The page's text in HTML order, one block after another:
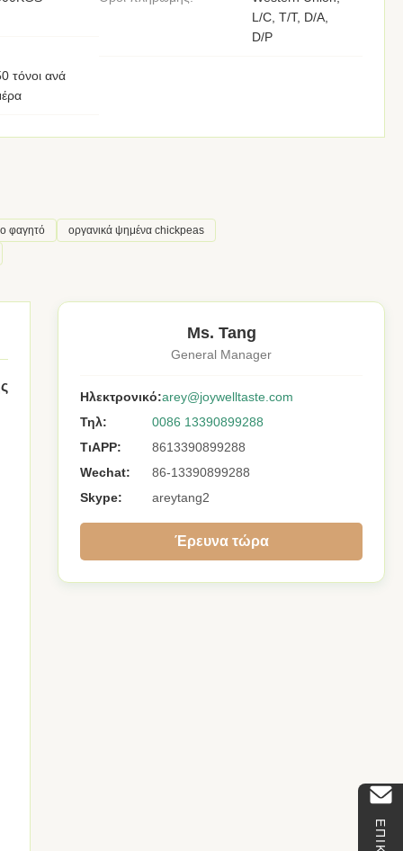
L/C, T/T, D/A,
D/P
τόνοι ανά
φαγητό
οργανικά ψημένα chickpeas
Ms. Tang
General Manager
Ηλεκτρονικό:arey@joywelltaste.com
Τηλ:
0086 13390899288
ΤιAPP:
8613390899288
Wechat:
86-13390899288
Skype:
areytang2
Έρευνα τώρα